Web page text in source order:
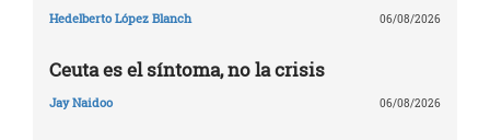
Hedelberto López Blanch 06/08/2026
Ceuta es el síntoma, no la crisis
Jay Naidoo 06/08/2026